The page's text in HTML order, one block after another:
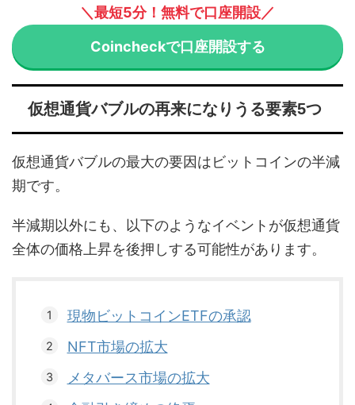
＼最短5分！無料で口座開設／
Coincheckで口座開設する
仮想通貨バブルの再来になりうる要素5つ
仮想通貨バブルの最大の要因はビットコインの半減
期です。
半減期以外にも、以下のようなイベントが仮想通貨
全体の価格上昇を後押しする可能性があります。
現物ビットコインETFの承認
NFT市場の拡大
メタバース市場の拡大